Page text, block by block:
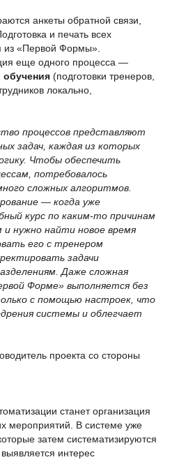
анкеты обратной связи,
и печать всех
из «Первой Формы».
еще одного процесса —
обучения (подготовки тренеров,
локально,
процессов представляют
задач, каждая из которых
Чтобы обеспечить
потребовалось
сложных алгоритмов.
— когда уже
курс по каким-то причинам
и нужно найти новое время
его с тренером
задачи
Даже сложная
Форме» выполняется без
с помощью настроек, что
системы и облегчает
проекта со стороны
станет организация
мероприятий. В системе уже
затем систематизируются
интерес